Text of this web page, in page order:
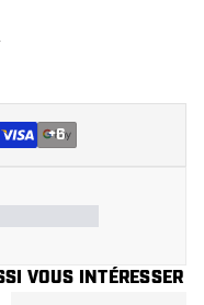
+6
VOUS INTÉRESSER